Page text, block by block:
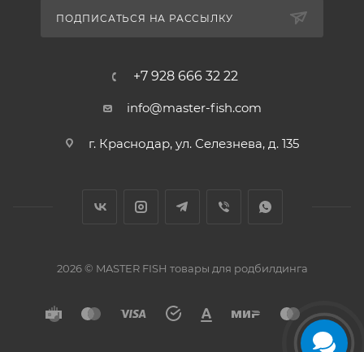
ПОДПИСАТЬСЯ НА РАССЫЛКУ
+7 928 666 32 22
info@master-fish.com
г. Краснодар, ул. Селезнева, д. 135
2026 © MASTER FISH товары для родбилдинга